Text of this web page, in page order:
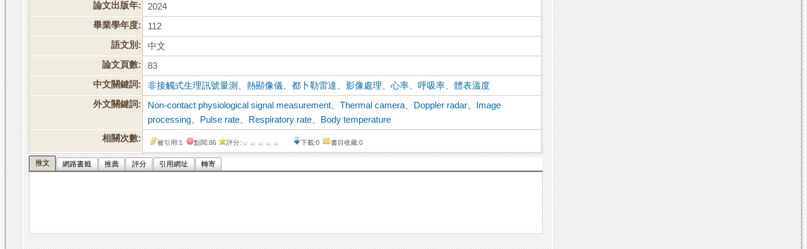
論文出版年:
2024
畢業學年度:
112
語文別:
中文
論文頁數:
83
中文關鍵詞:
非接觸式生理訊號量測 、熱顯像儀 、都卜勒雷達 、影像處理 、心率 呼吸率 、體表溫度
外文關鍵詞:
Non-contact physiological signal measurement 、Thermal camera Doppler radar
Image
processing
Pulse rate Respiratory rate
Body temperature
相關次數:
被引用:1 點閱:86 評分: 下載:0 書目收藏:0
推文 網路書籤 推薦 評分 引用網址 轉寄